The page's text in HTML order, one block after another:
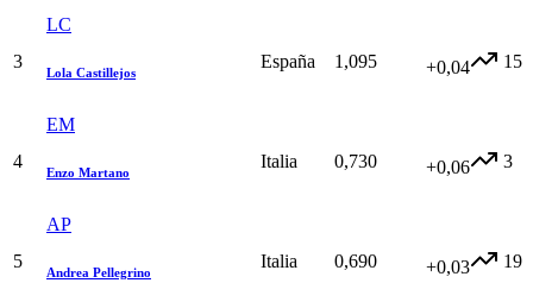
3
LC
Lola Castillejos
España 1,095 +0,04 15
4
EM
Enzo Martano
Italia 0,730 +0,06 3
5
AP
Andrea Pellegrino
Italia 0,690 +0,03 19